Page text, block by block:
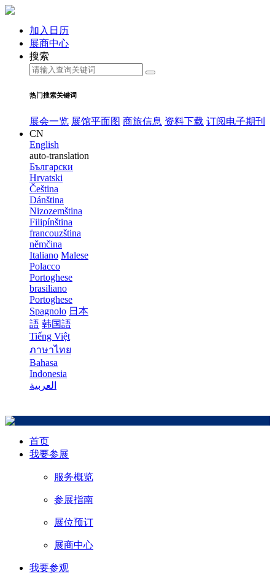
加入日历
展商中心
搜索
热门搜索关键词
展会一览 展馆平面图 商旅信息 资料下载 订阅电子期刊
CN
English
auto-translation
Български
Hrvatski
Čeština
Dánština
Nizozemština
Filipínština
francouzština
němčina
Italiano Malese
Polacco
Portoghese
brasiliano
Portoghese
Spagnolo 日本
語 韩国語
Tiếng Việt
ภาษาไทย
Bahasa
Indonesia
العربية
首页
我要参展
服务概览
参展指南
展位预订
展商中心
我要参观